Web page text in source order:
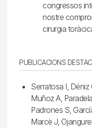
congressos
nostre
cirurgia
PUBLICACIONS
Serratosa I, Déniz
Muñoz A,
Padrones S,
Marcè J,